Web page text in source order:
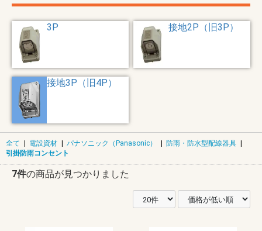
3P 接地2P（旧3P）
接地3P（旧4P）
全て | 電設資材 | パナソニック（Panasonic） | 防雨・防水型配線器具 |
引掛防雨コンセント
7件の商品が見つかりました